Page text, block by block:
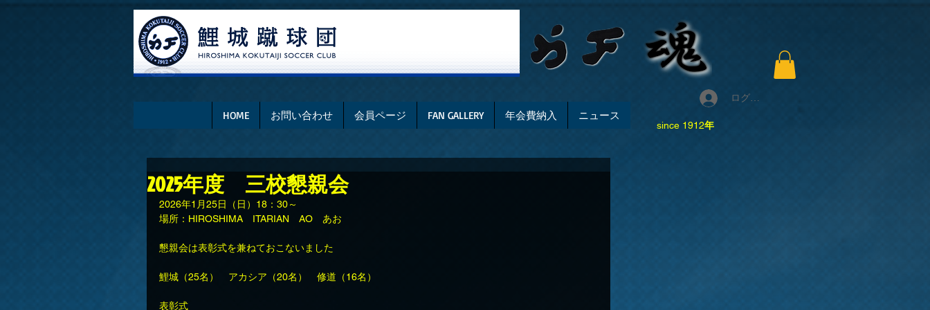
HOME お問い合わせ 会員ページ FAN GALLERY 年会費納入 ニュース
ログイン
since 1912年
2025年度 三校懇親会
2026年1月25日（日）18：30～
場所：HIROSHIMA　ITARIAN　AO　あお
懇親会は表彰式を兼ねておこないました
鯉城（25名）　アカシア（20名）　修道（16名）
表彰式